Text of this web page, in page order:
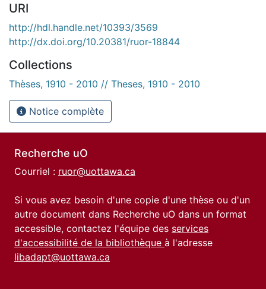
URI
http://hdl.handle.net/10393/3569
http://dx.doi.org/10.20381/ruor-18844
Collections
Thèses, 1910 - 2010 // Theses, 1910 - 2010
Notice complète
Recherche uO
Courriel : ruor@uottawa.ca
Si vous avez besoin d'une copie d'une thèse ou d'un
autre document dans Recherche uO dans un format
accessible, contactez l'équipe des services
d'accessibilité de la bibliothèque à l'adresse
libadapt@uottawa.ca